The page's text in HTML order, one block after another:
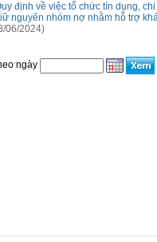
định về việc tổ chức tín dụng,
nguyên nhóm nợ nhằm hỗ trợ
06/2024)
ngày